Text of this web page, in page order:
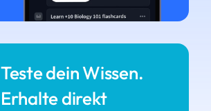
Teste dein Wissen.
Erhalte direkt